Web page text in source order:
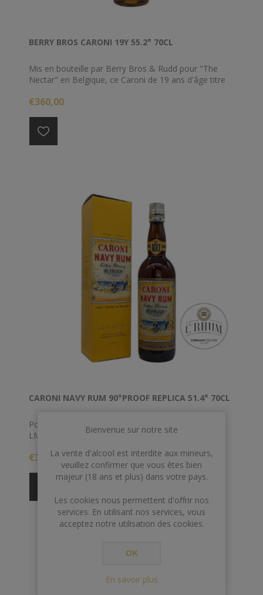
BERRY BROS CARONI 19Y 55.2° 70CL
Mis en bouteille par Berry Bros & Rudd pour "The
Nectar" en Belgique, ce Caroni de 19 ans d'âge titre
€360,00
CARONI NAVY RUM 90°PROOF REPLICA 51.4° 70CL
Pour le 1àà em anniversaire de la distillerie Caroni,
LMDW et Velier propose une réplique d'une version
Issu d'un assemblage de Caroni du millésime 2000, ce
dernier a été réduit à 51.4%
€360,00
Bienvenue sur notre site
La vente d'alcool est interdite aux mineurs,
veuillez confirmer que vous êtes bien
majeur (18 ans et plus) dans votre pays.
Les cookies nous permettent d'offrir nos
services. En utilisant nos services, vous
acceptez notre utilisation des cookies.
OK
En savoir plus